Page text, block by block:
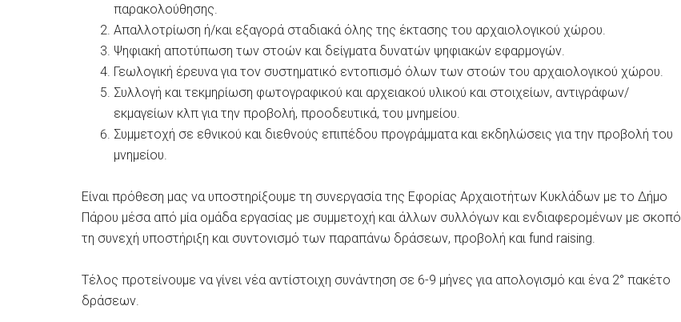
παρακολούθησης.
Απαλλοτρίωση ή/και εξαγορά σταδιακά όλης της έκτασης του αρχαιολογικού χώρου.
Ψηφιακή αποτύπωση των στοών και δείγματα δυνατών ψηφιακών εφαρμογών.
Γεωλογική έρευνα για τον συστηματικό εντοπισμό όλων των στοών του αρχαιολογικού χώρου.
Συλλογή και τεκμηρίωση φωτογραφικού και αρχειακού υλικού και στοιχείων, αντιγράφων/
εκμαγείων κλπ για την προβολή, προοδευτικά, του μνημείου.
Συμμετοχή σε εθνικού και διεθνούς επιπέδου προγράμματα και εκδηλώσεις για την προβολή του
μνημείου.
Είναι πρόθεση μας να υποστηρίξουμε τη συνεργασία της Εφορίας Αρχαιοτήτων Κυκλάδων με το Δήμο
Πάρου μέσα από μία ομάδα εργασίας με συμμετοχή και άλλων συλλόγων και ενδιαφερομένων με σκοπό
τη συνεχή υποστήριξη και συντονισμό των παραπάνω δράσεων, προβολή και fund raising.
Τέλος προτείνουμε να γίνει νέα αντίστοιχη συνάντηση σε 6-9 μήνες για απολογισμό και ένα 2° πακέτο
δράσεων.